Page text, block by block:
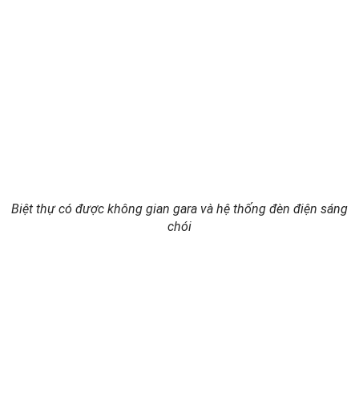
Biệt thự có được không gian gara và hệ thống đèn điện sáng
chói